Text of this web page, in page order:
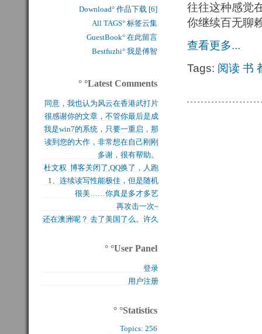
往往这种感觉
你继续百无聊
查看更多...
Tags: 阅读 书
Download° 作品下载 [6]
All TAGS° 标签云集
GuestBook° 在此留言
Bestfuzhi° 我是傅智
° °Latest Comments
同意，我也认为风云在香港武打片
历史上是绝无仅有的，...
很感谢你的文章，不管你最后是成
功还是失败，能让后来...
我是win7的系统，只要一重启，那
块MFT盘就无法...
读到您的大作，非常想在自己刚刚
买的固态硬盘上试试，...
多谢，很有帮助。
杜文权 博客关闭了,QQ换了，人跑
了 新的QQ...
1、连续读写性能极佳，但是随机
写入性能极差（这对于...
很美……你真是多才多艺
再攻击一次~
还在澳洲呢？ 去了美国了么。许久
° °User Panel
登录
用户注册
° °Statistics
Topics:256